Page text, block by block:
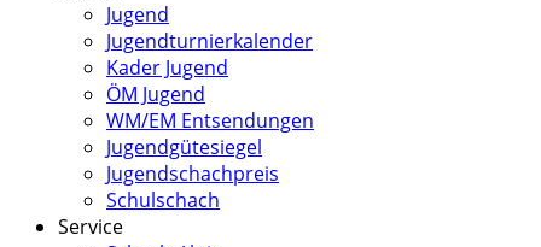
Jugend
Jugendturnierkalender
Kader Jugend
ÖM Jugend
WM/EM Entsendungen
Jugendgütesiegel
Jugendschachpreis
Schulschach
Service